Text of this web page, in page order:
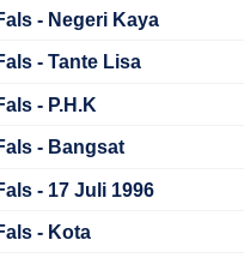
- Negeri Kaya
- Tante Lisa
- P.H.K
- Bangsat
- 17 Juli 1996
- Kota